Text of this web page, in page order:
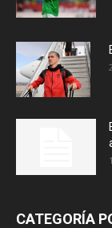
CATEGORÍA